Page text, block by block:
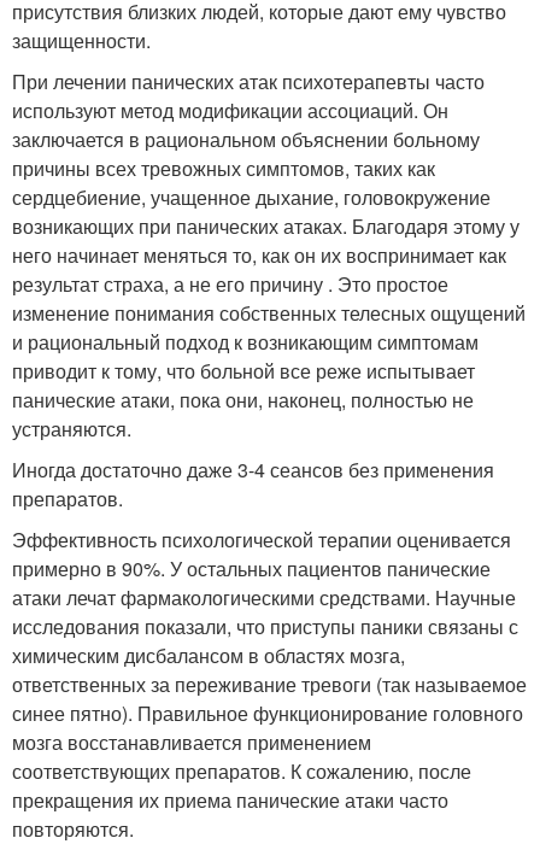
присутствия близких людей, которые дают ему чувство
защищенности.
При лечении панических атак психотерапевты часто
используют метод модификации ассоциаций. Он
заключается в рациональном объяснении больному
причины всех тревожных симптомов, таких как
сердцебиение, учащенное дыхание, головокружение
возникающих при панических атаках. Благодаря этому у
него начинает меняться то, как он их воспринимает как
результат страха, а не его причину . Это простое
изменение понимания собственных телесных ощущений
и рациональный подход к возникающим симптомам
приводит к тому, что больной все реже испытывает
панические атаки, пока они, наконец, полностью не
устраняются.
Иногда достаточно даже 3-4 сеансов без применения
препаратов.
Эффективность психологической терапии оценивается
примерно в 90%. У остальных пациентов панические
атаки лечат фармакологическими средствами. Научные
исследования показали, что приступы паники связаны с
химическим дисбалансом в областях мозга,
ответственных за переживание тревоги (так называемое
синее пятно). Правильное функционирование головного
мозга восстанавливается применением
соответствующих препаратов. К сожалению, после
прекращения их приема панические атаки часто
повторяются.